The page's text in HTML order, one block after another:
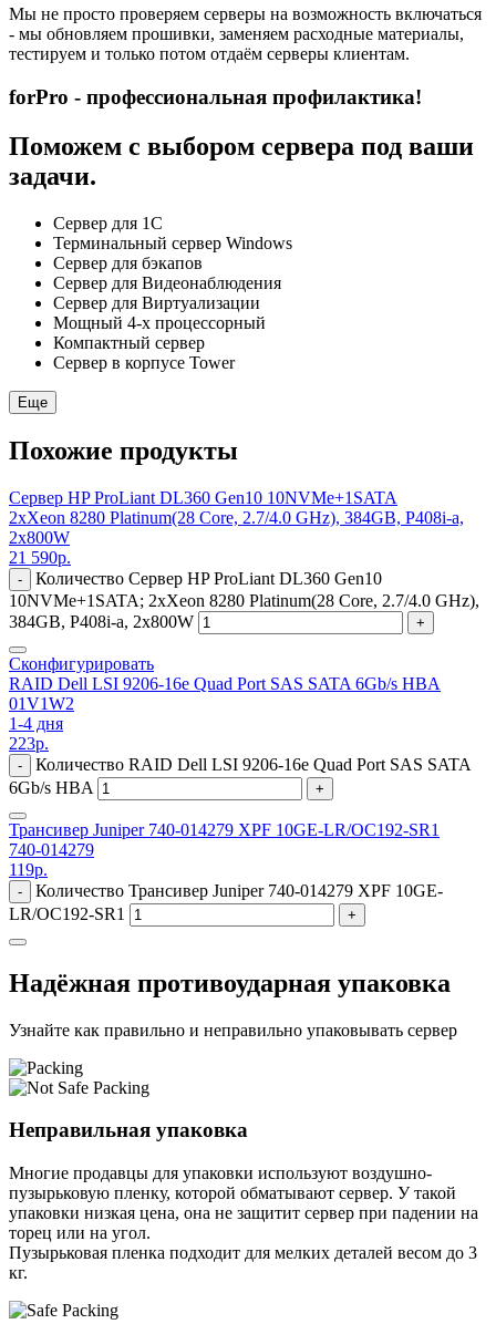
Мы не просто проверяем серверы на возможность включаться
- мы обновляем прошивки, заменяем расходные материалы,
тестируем и только потом отдаём серверы клиентам.
forPro - профессиональная профилактика!
Поможем с выбором сервера под ваши
задачи.
Сервер для 1С
Терминальный сервер Windows
Сервер для бэкапов
Сервер для Видеонаблюдения
Сервер для Виртуализации
Мощный 4-х процессорный
Компактный сервер
Сервер в корпусе Tower
Еще
Похожие продукты
Сервер HP ProLiant DL360 Gen10 10NVMe+1SATA
2xXeon 8280 Platinum(28 Core, 2.7/4.0 GHz), 384GB, P408i-a,
2x800W
21 590р.
-
Количество Сервер HP ProLiant DL360 Gen10
10NVMe+1SATA; 2xXeon 8280 Platinum(28 Core, 2.7/4.0 GHz),
384GB, P408i-a, 2x800W
+
Сконфигурировать
RAID Dell LSI 9206-16e Quad Port SAS SATA 6Gb/s HBA
01V1W2
1-4 дня
223р.
-
Количество RAID Dell LSI 9206-16e Quad Port SAS SATA
6Gb/s HBA
+
Трансивер Juniper 740-014279 XPF 10GE-LR/OC192-SR1
740-014279
119р.
-
Количество Трансивер Juniper 740-014279 XPF 10GE-
LR/OC192-SR1
+
Надёжная противоударная упаковка
Узнайте как правильно и неправильно упаковывать сервер
Неправильная упаковка
Многие продавцы для упаковки используют воздушно-
пузырьковую пленку, которой обматывают сервер. У такой
упаковки низкая цена, она не защитит сервер при падении на
торец или на угол.
Пузырьковая пленка подходит для мелких деталей весом до 3
кг.